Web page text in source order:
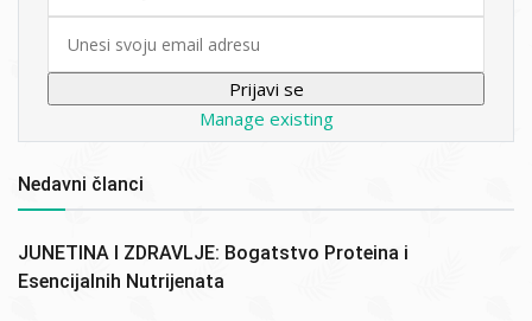
Manage existing
Nedavni članci
JUNETINA I ZDRAVLJE: Bogatstvo Proteina i
Esencijalnih Nutrijenata